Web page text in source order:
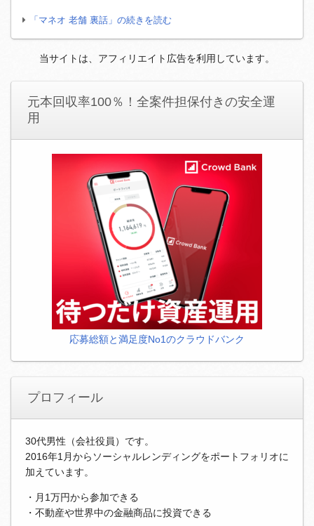
「マネオ 老舗 裏話」の続きを読む
当サイトは、アフィリエイト広告を利用しています。
元本回収率100％！全案件担保付きの安全運
用
応募総額と満足度No1のクラウドバンク
プロフィール
30代男性（会社役員）です。
2016年1月からソーシャルレンディングをポートフォリオに
加えています。
・月1万円から参加できる
・不動産や世界中の金融商品に投資できる